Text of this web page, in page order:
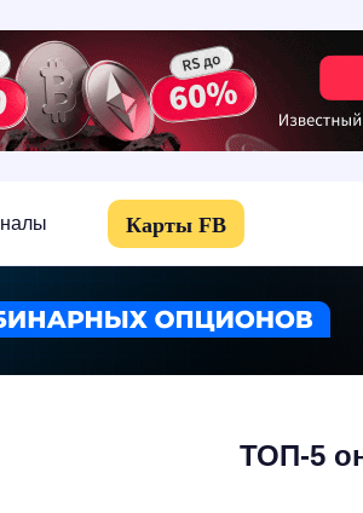
Карты FB
ТОП-5